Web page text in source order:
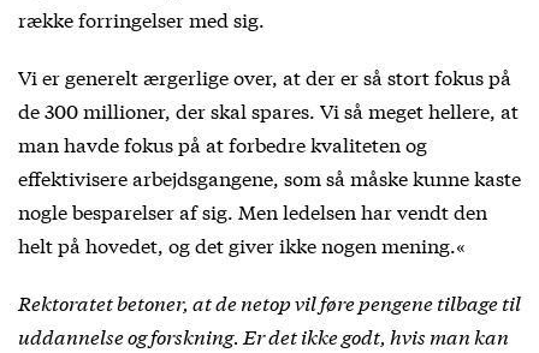
række forringelser med sig.
Vi er generelt ærgerlige over, at der er så stort fokus på
de 300 millioner, der skal spares. Vi så meget hellere, at
man havde fokus på at forbedre kvaliteten og
effektivisere arbejdsgangene, som så måske kunne kaste
nogle besparelser af sig. Men ledelsen har vendt den
helt på hovedet, og det giver ikke nogen mening.«
Rektoratet betoner, at de netop vil føre pengene tilbage til
uddannelse og forskning. Er det ikke godt, hvis man kan